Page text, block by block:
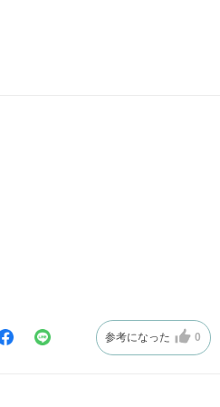
参考になった 0